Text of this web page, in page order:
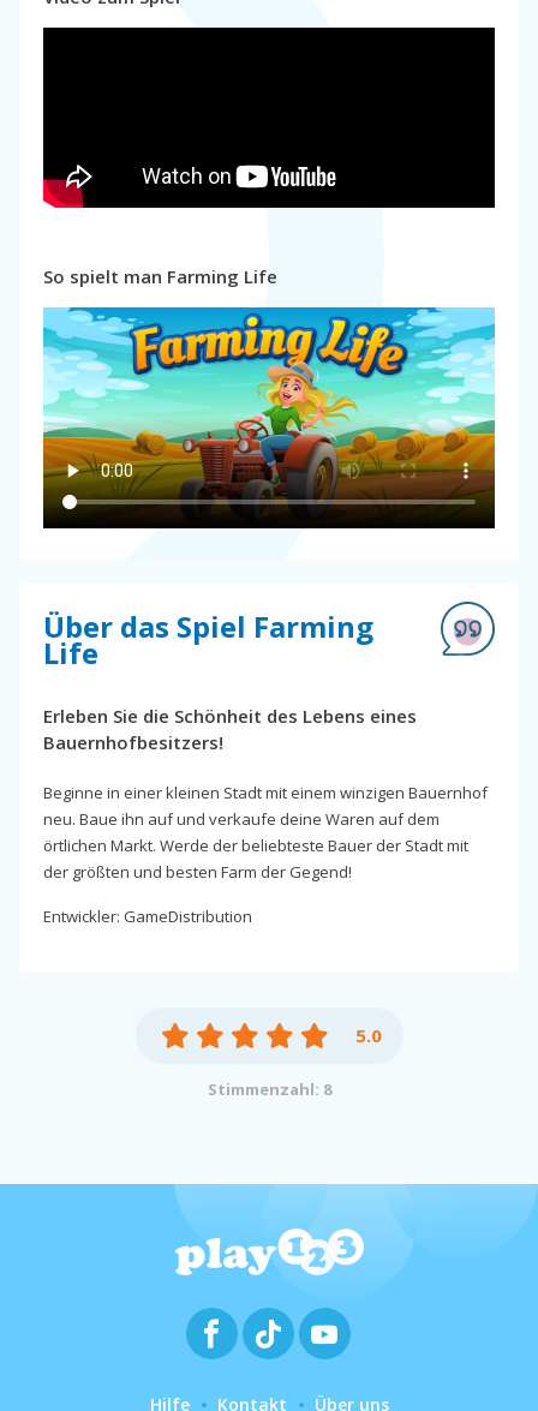
So spielt man Farming Life
Über das Spiel Farming
Life
Erleben Sie die Schönheit des Lebens eines
Bauernhofbesitzers!
Beginne in einer kleinen Stadt mit einem winzigen Bauernhof
neu. Baue ihn auf und verkaufe deine Waren auf dem
örtlichen Markt. Werde der beliebteste Bauer der Stadt mit
der größten und besten Farm der Gegend!
Entwickler: GameDistribution
5.0
Stimmenzahl: 8
Hilfe Kontakt Über uns